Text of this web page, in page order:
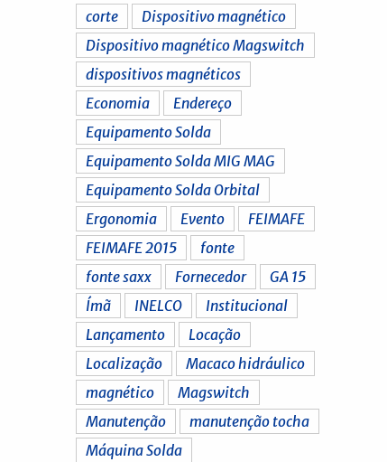
corte
Dispositivo magnético
Dispositivo magnético Magswitch
dispositivos magnéticos
Economia
Endereço
Equipamento Solda
Equipamento Solda MIG MAG
Equipamento Solda Orbital
Ergonomia
Evento
FEIMAFE
FEIMAFE 2015
fonte
fonte saxx
Fornecedor
GA 15
Ímã
INELCO
Institucional
Lançamento
Locação
Localização
Macaco hidráulico
magnético
Magswitch
Manutenção
manutenção tocha
Máquina Solda